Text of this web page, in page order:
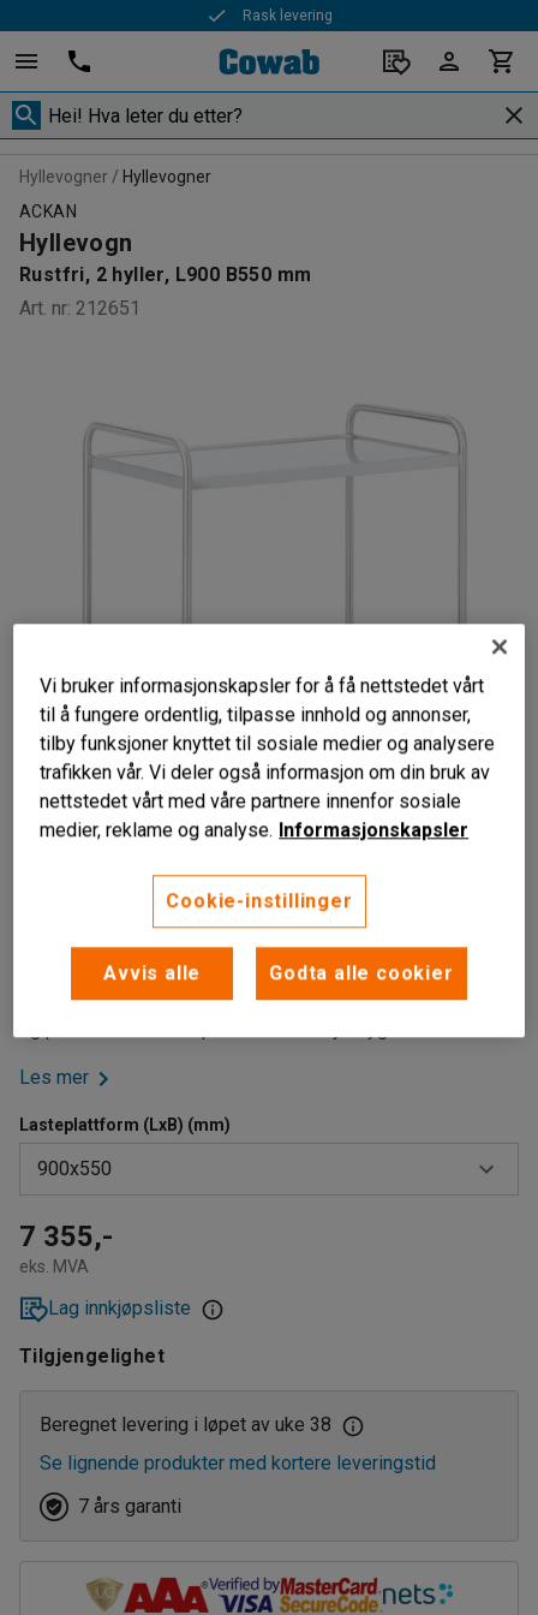
Rask levering
Hyllevogner
Hyllevogner
ACKAN
Hyllevogn
Rustfri, 2 hyller, L900 B550 mm
Art. nr: 212651
Liknende produkter
Helsveiset konstruksjon
Lett å rengjøre
Hyllevogn i rustfritt stål med helsveiset konstruksjon og
lettrullende hjul. Hylletrallen har to hyller, er lett å rengjøre
Les mer
Lasteplattform (LxB) (mm)
900x550
600x400
800x520
900x550
7 355,-
eks. MVA
Lag innkjøpsliste
Tilgjengelighet
Beregnet levering i løpet av uke 38
Se lignende produkter med kortere leveringstid
7 års garanti
Vi bruker informasjonskapsler for å få nettstedet vårt
til å fungere ordentlig, tilpasse innhold og annonser,
tilby funksjoner knyttet til sosiale medier og analysere
trafikken vår. Vi deler også informasjon om din bruk av
nettstedet vårt med våre partnere innenfor sosiale
medier, reklame og analyse. Informasjonskapsler
Cookie-instillinger
Avvis alle Godta alle cookier